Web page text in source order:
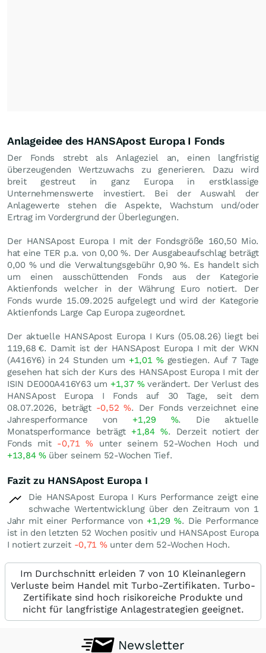
Anlageidee des HANSApost Europa I Fonds
Der Fonds strebt als Anlageziel an, einen langfristig
überzeugenden Wertzuwachs zu generieren. Dazu wird
breit gestreut in ganz Europa in erstklassige
Unternehmenswerte investiert. Bei der Auswahl der
Anlagewerte stehen die Aspekte, Wachstum und/oder
Ertrag im Vordergrund der Überlegungen.
Der HANSApost Europa I mit der Fondsgröße 160,50 Mio.
hat eine TER p.a. von 0,00 %. Der Ausgabeaufschlag beträgt
0,00 % und die Verwaltungsgebühr 0,90 %. Es handelt sich
um einen ausschüttenden Fonds aus der Kategorie
Aktienfonds welcher in der Währung Euro notiert. Der
Fonds wurde 15.09.2025 aufgelegt und wird der Kategorie
Aktienfonds Large Cap Europa zugeordnet.
Der aktuelle HANSApost Europa I Kurs (05.08.26) liegt bei
119,68 €. Damit ist der HANSApost Europa I mit der WKN
(A416Y6) in 24 Stunden um +1,01 %gestiegen. Auf 7 Tage
gesehen hat sich der Kurs des HANSApost Europa I mit der
ISIN DE000A416Y63 um +1,37 %verändert. Der Verlust des
HANSApost Europa I Fonds auf 30 Tage, seit dem
08.07.2026, beträgt -0,52%. Der Fonds verzeichnet eine
Jahresperformance von +1,29 %. Die aktuelle
Monatsperformance beträgt +1,84 %. Derzeit notiert der
Fonds mit -0,71% unter seinem 52-Wochen Hoch und
+13,84 %über seinem 52-Wochen Tief.
Fazit zu HANSApost Europa I
Die HANSApost Europa I Kurs Performance zeigt eine
schwache Wertentwicklung über den Zeitraum von 1
Jahr mit einer Performance von +1,29%. Die Performance
ist in den letzten 52 Wochen positiv und HANSApost Europa
I notiert zurzeit -0,71 %unter dem 52-Wochen Hoch.
Im Durchschnitt erleiden 7 von 10 Kleinanlegern
Verluste beim Handel mit Turbo-Zertifikaten. Turbo-
Zertifikate sind hoch risikoreiche Produkte und
nicht für langfristige Anlagestrategien geeignet.
Newsletter